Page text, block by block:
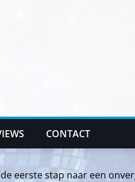
CONTACT
eerste stap naar een